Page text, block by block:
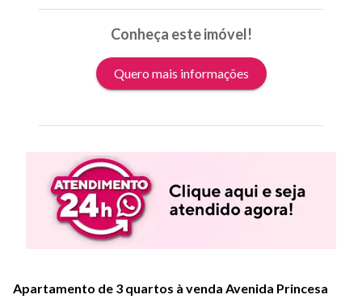
Conheça este imóvel!
Quero mais informações
Apartamento de 3 quartos à venda Avenida Princesa